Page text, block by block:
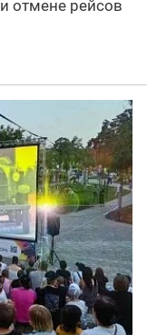
отмене рейсов